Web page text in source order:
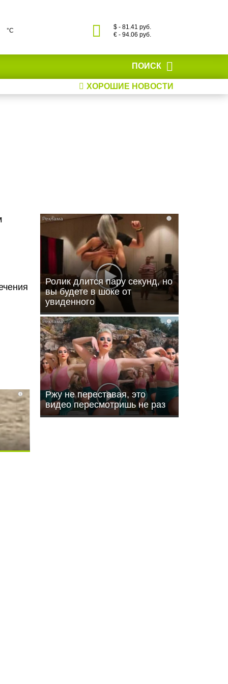
°С
$ - 81.41 руб.
€ - 94.06 руб.
ПОИСК
ХОРОШИЕ НОВОСТИ
i
i
Ролик длится пару секунд, но
вы будете в шоке от
увиденного
i
Ржу не переставая, это
видео пересмотришь не раз